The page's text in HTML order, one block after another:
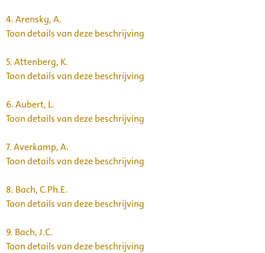
4.Arensky, A.
Toon details van deze beschrijving
5.Attenberg, K.
Toon details van deze beschrijving
6.Aubert, L.
Toon details van deze beschrijving
7.Averkamp, A.
Toon details van deze beschrijving
8. Bach, C.Ph.E.
Toon details van deze beschrijving
9. Bach, J.C.
Toon details van deze beschrijving